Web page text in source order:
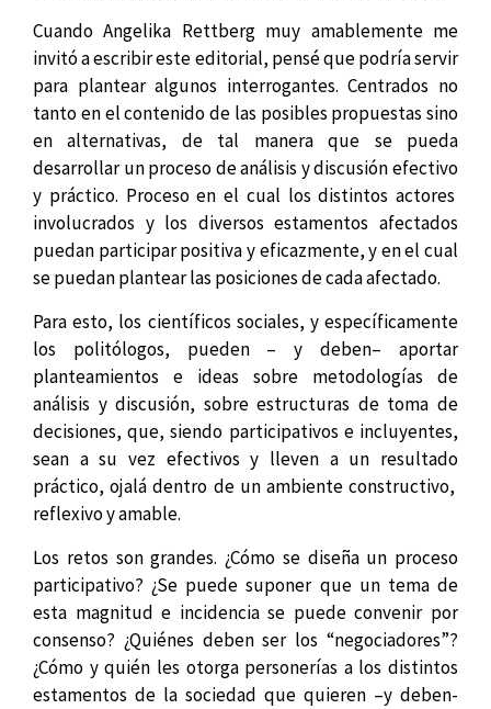
Cuando Angelika Rettberg muy amablemente me
invitó a escribir este editorial, pensé que podría servir
para plantear algunos interrogantes. Centrados no
tanto en el contenido de las posibles propuestas sino
en alternativas, de tal manera que se pueda
desarrollar un proceso de análisis y discusión efectivo
y práctico. Proceso en el cual los distintos actores
involucrados y los diversos estamentos afectados
puedan participar positiva y eficazmente, y en el cual
se puedan plantear las posiciones de cada afectado.
Para esto, los científicos sociales, y específicamente
los politólogos, pueden – y deben– aportar
planteamientos e ideas sobre metodologías de
análisis y discusión, sobre estructuras de toma de
decisiones, que, siendo participativos e incluyentes,
sean a su vez efectivos y lleven a un resultado
práctico, ojalá dentro de un ambiente constructivo,
reflexivo y amable.
Los retos son grandes. ¿Cómo se diseña un proceso
participativo? ¿Se puede suponer que un tema de
esta magnitud e incidencia se puede convenir por
consenso? ¿Quiénes deben ser los “negociadores”?
¿Cómo y quién les otorga personerías a los distintos
estamentos de la sociedad que quieren –y deben-